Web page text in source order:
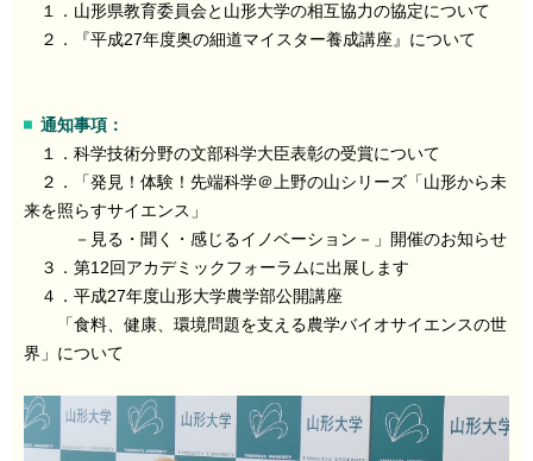
１．山形県教育委員会と山形大学の相互協力の協定について
２．『平成27年度奥の細道マイスター養成講座』について
通知事項：
１．科学技術分野の文部科学大臣表彰の受賞について
２．「発見！体験！先端科学＠上野の山シリーズ「山形から未
来を照らすサイエンス」
－見る・聞く・感じるイノベーション－」開催のお知らせ
３．第12回アカデミックフォーラムに出展します
４．平成27年度山形大学農学部公開講座
「食料、健康、環境問題を支える農学バイオサイエンスの世
界」について